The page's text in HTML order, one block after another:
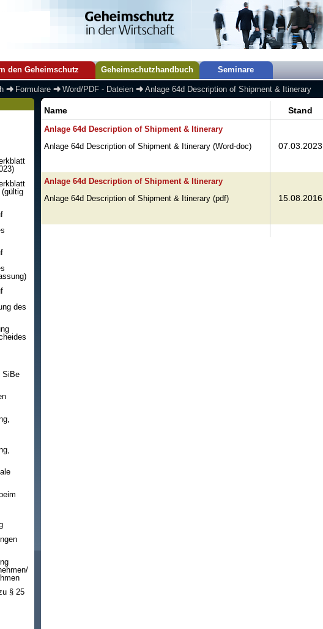
den Geheimschutz Geheimschutzhandbuch Seminare
Formulare Word/PDF - Dateien Anlage 64d Description of Shipment & Itinerary
des
SiBe
§ 25
Name Stand
Anlage 64d Description of Shipment & Itinerary
Anlage 64d Description of Shipment & Itinerary (Word-doc) 07.03.2023
Anlage 64d Description of Shipment & Itinerary
Anlage 64d Description of Shipment & Itinerary (pdf) 15.08.2016